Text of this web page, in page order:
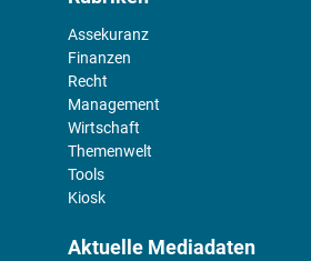
Assekuranz
Finanzen
Recht
Management
Wirtschaft
Themenwelt
Tools
Kiosk
Aktuelle Mediadaten